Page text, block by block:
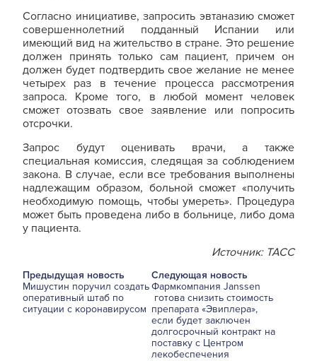
Согласно инициативе, запросить эвтаназию сможет
совершеннолетний подданный Испании или
имеющий вид на жительство в стране. Это решение
должен принять только сам пациент, причем он
должен будет подтвердить свое желание не менее
четырех раз в течение процесса рассмотрения
запроса. Кроме того, в любой момент человек
сможет отозвать свое заявление или попросить
отсрочки.
Запрос будут оценивать врачи, а также
специальная комиссия, следящая за соблюдением
закона. В случае, если все требования выполнены
надлежащим образом, больной сможет «получить
необходимую помощь, чтобы умереть». Процедура
может быть проведена либо в больнице, либо дома
у пациента.
Источник: ТАСС
Предыдущая новость
Мишустин поручил создать
оперативный штаб по
ситуации с коронавирусом
Следующая новость
Фармкомпания Janssen
готова снизить стоимость
препарата «Эвиплера»,
если будет заключен
долгосрочный контракт на
поставку с Центром
лекобеспечения